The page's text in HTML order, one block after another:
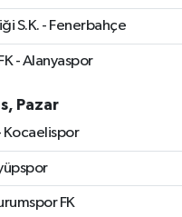
S.K. - Fenerbahçe
- Alanyaspor
Pazar
Kocaelispor
FK